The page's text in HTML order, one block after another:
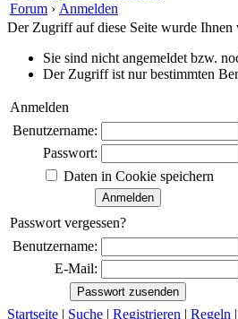
Forum › Anmelden
Der Zugriff auf diese Seite wurde
Sie sind nicht angemeldet bzw.
Der Zugriff ist nur bestimmten
Anmelden
Benutzername:
Passwort:
Daten in Cookie speichern
Passwort vergessen?
Benutzername:
E-Mail:
Startseite | Suche | Registrieren | Regeln |